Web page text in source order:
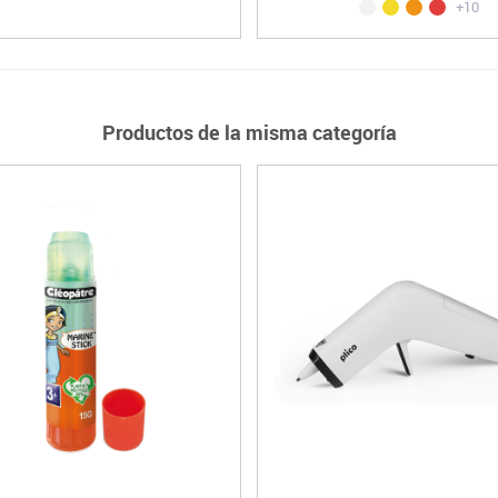
+10
Productos de la misma categoría